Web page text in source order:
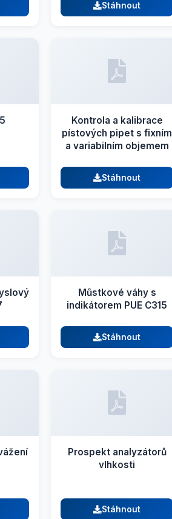
Stáhnout
Kontrola a kalibrace
pístových pipet s fixním
a variabilním objemem
Stáhnout
Můstkové váhy s
indikátorem PUE C315
Stáhnout
Prospekt analyzátorů
vlhkosti
Stáhnout